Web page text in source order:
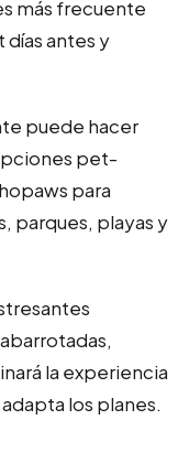
más frecuente
días antes y
puede hacer
pet-
para
parques, playas y
la experiencia
los planes.